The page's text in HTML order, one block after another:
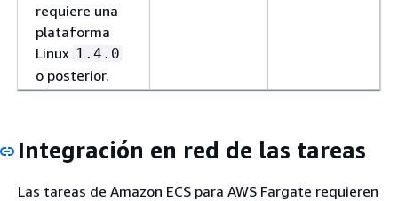
requiere una
plataforma
Linux 1.4.0
o posterior.
Integración en red de las tareas
Las tareas de Amazon ECS para AWS Fargate requieren